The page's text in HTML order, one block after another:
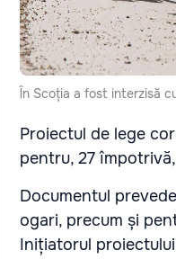
În Scoția a fost interzisă
Proiectul de lege
pentru, 27
Documentul
ogari, precum și
Inițiatorul